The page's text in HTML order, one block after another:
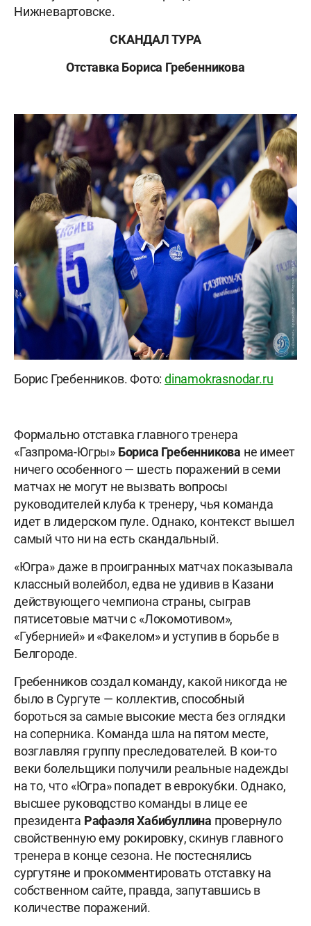
Нижневартовске.
СКАНДАЛ ТУРА
Отставка Бориса Гребенникова
Борис Гребенников. Фото:dinamokrasnodar.ru
Формально отставка главного тренера
«Газпрома-Югры» Бориса Гребенникова не имеет
ничего особенного — шесть поражений в семи
матчах не могут не вызвать вопросы
руководителей клуба к тренеру, чья команда
идет в лидерском пуле. Однако, контекст вышел
самый что ни на есть скандальный.
«Югра» даже в проигранных матчах показывала
классный волейбол, едва не удивив в Казани
действующего чемпиона страны, сыграв
пятисетовые матчи с «Локомотивом»,
«Губернией» и «Факелом» и уступив в борьбе в
Белгороде.
Гребенников создал команду, какой никогда не
было в Сургуте — коллектив, способный
бороться за самые высокие места без оглядки
на соперника. Команда шла на пятом месте,
возглавляя группу преследователей. В кои-то
веки болельщики получили реальные надежды
на то, что «Югра» попадет в еврокубки. Однако,
высшее руководство команды в лице ее
президента Рафаэля Хабибуллина провернуло
свойственную ему рокировку, скинув главного
тренера в конце сезона. Не постеснялись
сургутяне и прокомментировать отставку на
собственном сайте, правда, запутавшись в
количестве поражений.